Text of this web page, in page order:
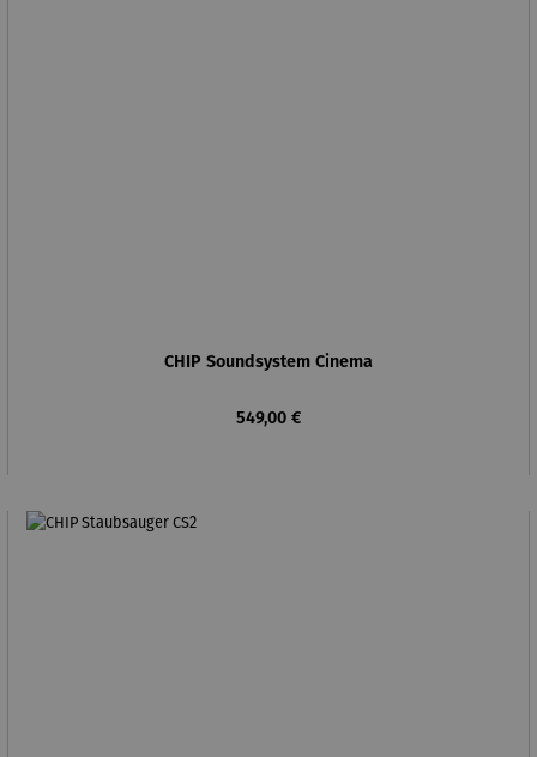
CHIP Soundsystem Cinema
Regulärer Preis:
549,00 €